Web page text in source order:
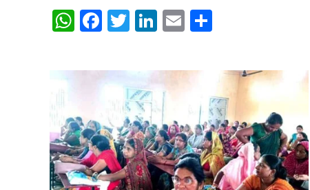
W
at
A
p
p
F
c
e
b
o
o
k
T
itt
e
r
Li
k
e
dI
n
E
ai
l
ar
e